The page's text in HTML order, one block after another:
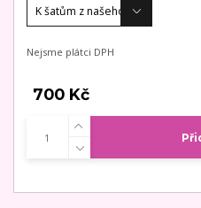
Nejsme plátci DPH
700 Kč